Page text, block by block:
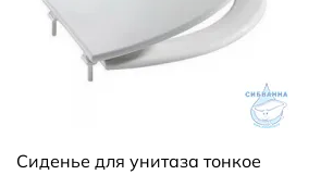
Сиденье для унитаза тонкое